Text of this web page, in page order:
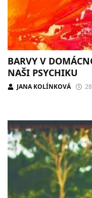
BARVY V
NAŠI PSYCHIKU
JANA KOLÍNKOVÁ